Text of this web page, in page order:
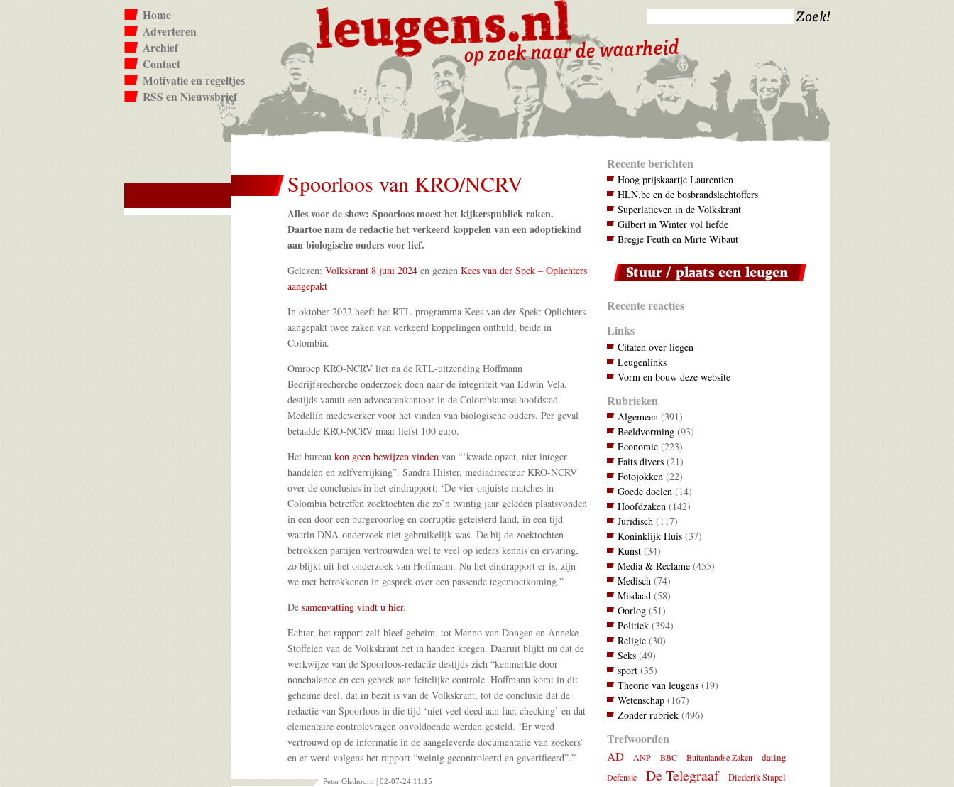
Home
Adverteren
Archief
Contact
Motivatie en regeltjes
RSS en Nieuwsbrief
Spoorloos van KRO/NCRV
Alles voor de show: Spoorloos moest het kijkerspubliek raken.
Daartoe nam de redactie het verkeerd koppelen van een adoptiekind
aan biologische ouders voor lief.
Gelezen: Volkskrant 8 juni 2024en gezien Kees van der Spek – Oplichters
aangepakt
In oktober 2022 heeft het RTL-programma Kees van der Spek: Oplichters
aangepakt twee zaken van verkeerd koppelingen onthuld, beide in
Colombia.
Omroep KRO-NCRV liet na de RTL-uitzending Hoffmann
Bedrijfsrecherche onderzoek doen naar de integriteit van Edwin Vela,
destijds vanuit een advocatenkantoor in de Colombiaanse hoofdstad
Medellín medewerker voor het vinden van biologische ouders. Per geval
betaalde KRO-NCRV maar liefst 100 euro.
Het bureau kon geen bewijzen vindenvan “‘kwade opzet, niet integer
handelen en zelfverrijking”. Sandra Hilster, mediadirecteur KRO-NCRV
over de conclusies in het eindrapport: ‘De vier onjuiste matches in
Colombia betreffen zoektochten die zo’n twintig jaar geleden plaatsvonden
in een door een burgeroorlog en corruptie geteisterd land, in een tijd
waarin DNA-onderzoek niet gebruikelijk was. De bij de zoektochten
betrokken partijen vertrouwden wel te veel op ieders kennis en ervaring,
zo blijkt uit het onderzoek van Hoffmann. Nu het eindrapport er is, zijn
we met betrokkenen in gesprek over een passende tegemoetkoming.”
De samenvatting vindt u hier.
Echter, het rapport zelf bleef geheim, tot Menno van Dongen en Anneke
Stoffelen van de Volkskrant het in handen kregen. Daaruit blijkt nu dat de
werkwijze van de Spoorloos-redactie destijds zich “kenmerkte door
nonchalance en een gebrek aan feitelijke controle. Hoffmann komt in dit
geheime deel, dat in bezit is van de Volkskrant, tot de conclusie dat de
redactie van Spoorloos in die tijd ‘niet veel deed aan fact checking’ en dat
elementaire controlevragen onvoldoende werden gesteld. ‘Er werd
vertrouwd op de informatie in de aangeleverde documentatie van zoekers’
en er werd volgens het rapport “weinig gecontroleerd en geverifieerd”.”
Peter Olsthoorn | 02-07-24 11:15
Recente berichten
Hoog prijskaartje Laurentien
HLN.be en de bosbrandslachtoffers
Superlatieven in de Volkskrant
Gilbert in Winter vol liefde
Bregje Feuth en Mirte Wibaut
Recente reacties
Links
Citaten over liegen
Leugenlinks
Vorm en bouw deze website
Rubrieken
Algemeen(391)
Beeldvorming(93)
Economie(223)
Faits divers(21)
Fotojokken(22)
Goede doelen(14)
Hoofdzaken(142)
Juridisch(117)
Koninklijk Huis(37)
Kunst(34)
Media & Reclame(455)
Medisch(74)
Misdaad(58)
Oorlog(51)
Politiek(394)
Religie(30)
Seks(49)
sport(35)
Theorie van leugens(19)
Wetenschap(167)
Zonder rubriek(496)
Trefwoorden
AD
ANP BBC Buitenlandse Zaken dating
Defensie De Telegraaf Diederik Stapel